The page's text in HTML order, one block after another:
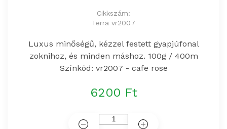
Cikkszám:
Terra vr2007
Luxus minőségű, kézzel festett gyapjúfonal
zoknihoz, és minden máshoz. 100g / 400m
Színkód: vr2007 - cafe rose
6200 Ft